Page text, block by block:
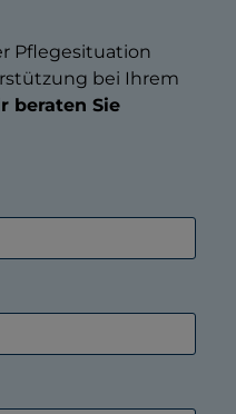
Pflegesituation
bei Ihrem
beraten Sie